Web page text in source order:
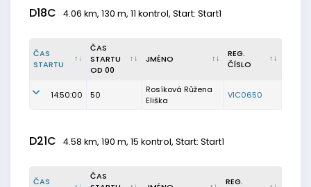
D18C 4.06 km, 130 m, 11 kontrol, Start: Start1
ČAS
STARTU
ČAS
STARTU
OD 00
JMÉNO
REG.
ČÍSLO
14:50:00 50
Rosíková Růžena
Eliška
VIC0650
D21C 4.58 km, 190 m, 15 kontrol, Start: Start1
ČAS
ČAS
REG.